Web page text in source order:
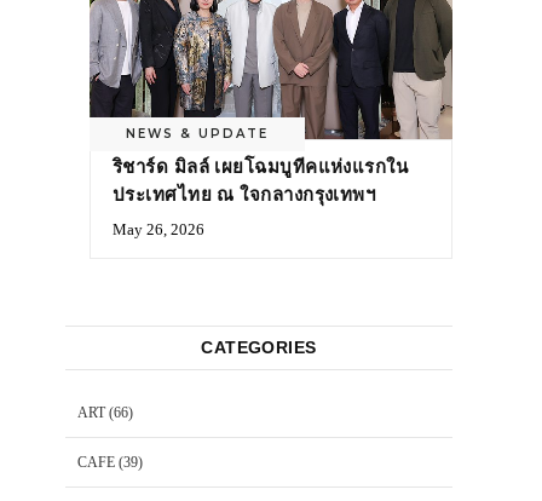
NEWS & UPDATE
ริชาร์ด มิลล์ เผยโฉมบูทีคแห่งแรกใน
ประเทศไทย ณ ใจกลางกรุงเทพฯ
May 26, 2026
CATEGORIES
ART(66)
CAFE (39)